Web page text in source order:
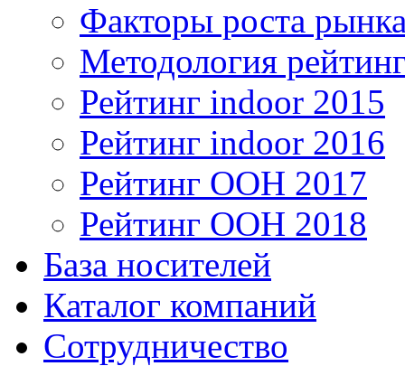
Факторы роста
Методология
Рейтинг indoor 2015
Рейтинг indoor 2016
Рейтинг OOH 2017
Рейтинг OOH 2018
База носителей
Каталог компаний
Сотрудничество